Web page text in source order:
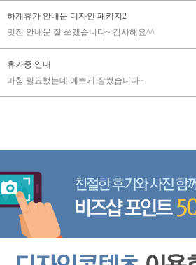
하계휴가 안내문 디자인 패키지2
멋진 안내문 잘 쓰겠습니다~ 감사해요^^
휴가중 안내
마침 필요했는데 예쁘게 잘썼습니다~